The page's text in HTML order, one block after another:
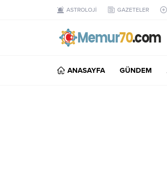
ASTROLOJİ GAZETELER
ANASAYFA GÜNDEM